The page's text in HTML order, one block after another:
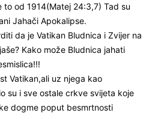
to od 1914(Matej 24:3,7) Tad su
Jahači Apokalipse.
da je Vatikan Bludnica i Zvijer na
Kako može Bludnica jahati
Vatikan,ali uz njega kao
su i sve ostale crkve svijeta koje
dogme poput besmrtnosti